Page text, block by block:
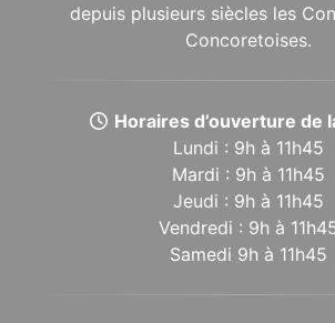
depuis plusieurs siècles les
Concoretoises.
Horaires d’ouverture de
Lundi : 9h à 11h45
Mardi : 9h à 11h45
Jeudi : 9h à 11h45
Vendredi : 9h à
Samedi 9h à 11h45